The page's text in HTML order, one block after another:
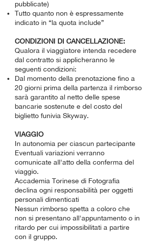
pubblicate)
Tutto quanto non è espressamente
indicato in “la quota include”
CONDIZIONI DI CANCELLAZIONE:
Qualora il viaggiatore intenda recedere
dal contratto si applicheranno le
seguenti condizioni:
Dal momento della prenotazione fino a
20 giorni prima della partenza il rimborso
sarà garantito al netto delle spese
bancarie sostenute e del costo del
biglietto funivia Skyway.
VIAGGIO
In autonomia per ciascun partecipante
Eventuali variazioni verranno
comunicate all'atto della conferma del
viaggio.
Accademia Torinese di Fotografia
declina ogni responsabilità per oggetti
personali dimenticati
Nessun rimborso spetta a coloro che
non si presentano all'appuntamento o in
ritardo per cui impossibilitati a partire
con il gruppo.